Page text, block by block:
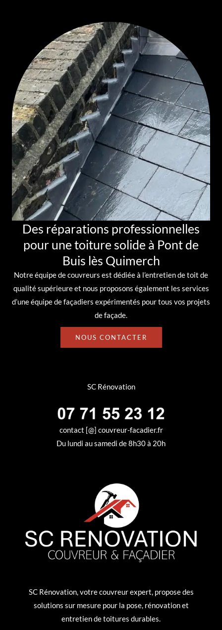
Des réparations professionnelles
pour une toiture solide à Pont de
Buis lès Quimerch
Notre équipe decouvreurs est dédiée à l’entretien de toit de
qualité supérieure et nous proposons également les services
d’une équipe defaçadiers expérimentés pour tous vos projets
de façade.
NOUS CONTACTER
SC Rénovation
contact [@] couvreur-facadier.fr
Du lundi au samedi de 8h30 à 20h
SC Rénovation, votre couvreur expert, propose des
solutions sur mesure pour la pose, rénovation et
entretien de toitures durables.